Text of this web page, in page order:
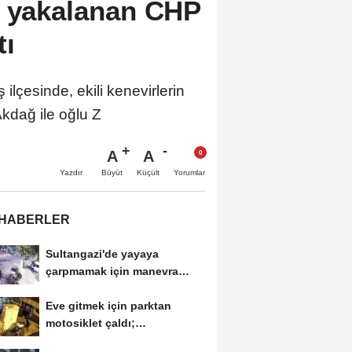
CHP
ilçesinde, ekili kenevirlerin
ile oğlu Z
Yazdır
A
Büyüt
A
Küçült Yorumlar
Sultangazi'de yayaya
çarpmamak için manevra
Eve gitmek için parktan
motosiklet çaldı;